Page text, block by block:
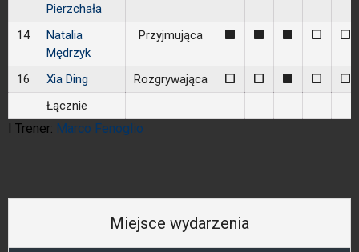
Pierzchała
14
Natalia
Mędrzyk
Przyjmująca 0 0
16 Xia Ding Rozgrywająca 0 0 0 0
Łącznie
I Trener: Marco Fenoglio
Miejsce wydarzenia